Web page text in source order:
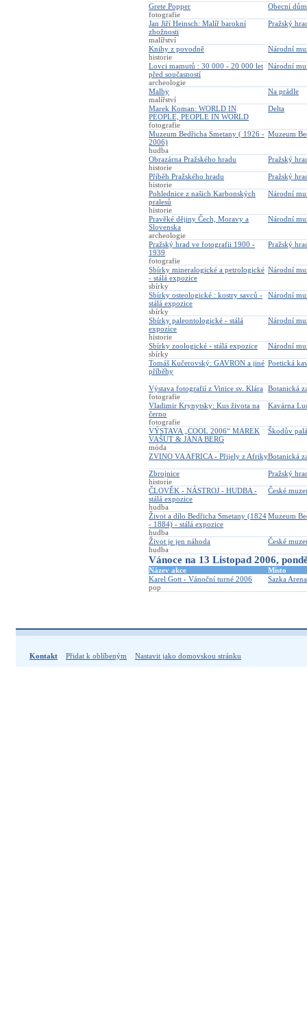
Grete Popper
fotografie
Obecní dům
Jan Jiří Heinsch: Malíř barokní
zbožnosti
malířství
Pražský
Knihy z povodně
historie
Národní
Lovci mamutů : 30 000 - 20 000 let
před současností
archeologie
Národní
Malby
malířství
Na prádle
Marek Koman: WORLD IN
PEOPLE, PEOPLE IN WORLD
fotografie
Delta
Muzeum Bedřicha Smetany ( 1926 -
2006)
hudba
Muzeum
Obrazárna Pražského hradu
historie
Pražský
Příběh Pražského hradu
historie
Pražský
Pohlednice z našich Karbonských
pralesů
historie
Národní
Pravěké dějiny Čech, Moravy a
Slovenska
archeologie
Národní
Pražský hrad ve fotografii 1900 -
1939
fotografie
Pražský
Sbírky mineralogické a petrologické
- stálá expozice
sbírky
Národní
Sbírky osteologické : kostry savců -
stálá expozice
sbírky
Národní
Sbírky paleontologické - stálá
expozice
historie
Národní
Sbírky zoologické - stálá expozice
sbírky
Národní
Tomáš Kučerovský: GAVRON a jiné
příběhy
Poetická
Výstava fotografií z Vinice sv. Klára
fotografie
Botanická
Vladimir Krynytsky: Kus života na
černo
fotografie
Kavárna
VÝSTAVA „COOL 2006“ MAREK
VAŠUT & JANA BERG
móda
Škodův
ZVINO VA AFRICA - Přijely z AfrikyBotanická
Zbrojnice
historie
Pražský
ČLOVĚK - NÁSTROJ - HUDBA -
stálá expozice
hudba
České
Život a dílo Bedřicha Smetany (1824
- 1884) - stálá expozice
hudba
Muzeum
Život je jen náhoda
hudba
České
Vánoce na 13 Listopad 2006,
Název akce
Místo
Karel Gott - Vánoční turné 2006
pop
Sazka Arena
Kontakt Přidat k oblíbeným Nastavit jako domovskou stránku